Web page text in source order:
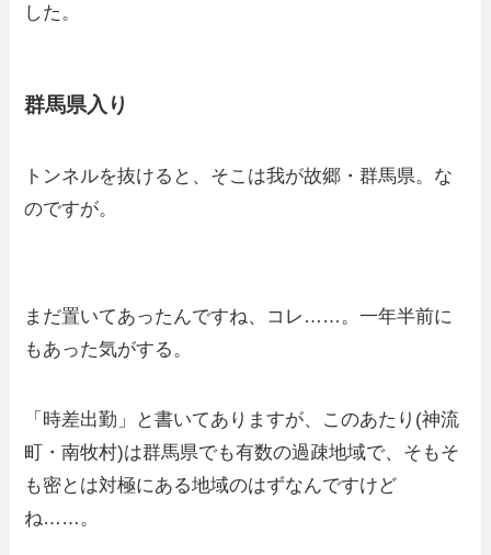
した。
群馬県入り
トンネルを抜けると、そこは我が故郷・群馬県。な
のですが。
まだ置いてあったんですね、コレ……。一年半前に
もあった気がする。
「時差出勤」と書いてありますが、このあたり(神流
町・南牧村)は群馬県でも有数の過疎地域で、そもそ
も密とは対極にある地域のはずなんですけど
ね……。